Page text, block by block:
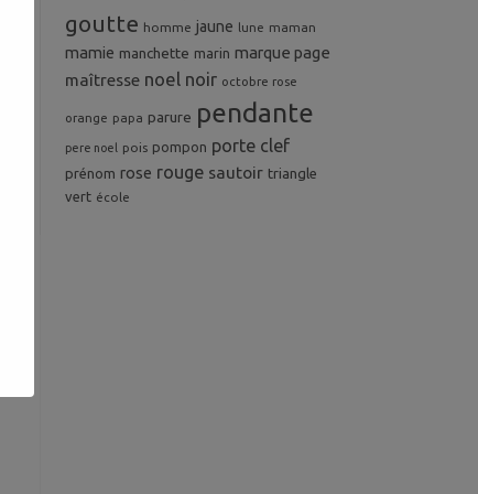
goutte homme jaune lune maman
mamie manchette marin marque page
maîtresse noel noir octobre rose
orange papa parure pendante
pere noel pois pompon porte clef
prénom rose rouge sautoir triangle
vert école